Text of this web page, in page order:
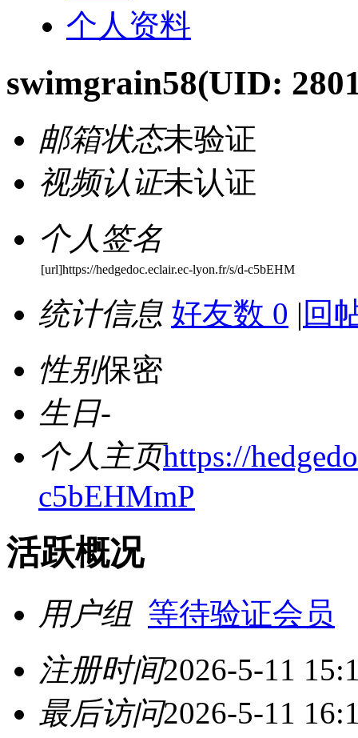
个人资料
swimgrain58(UID:
邮箱状态未验证
视频认证未认证
个人签名
[url]https://hedgedoc.eclair.ec-lyon.fr/s/d-c5bEHM
统计信息 好友数 0 | 回
性别保密
生日-
个人主页https://
c5bEHMmP
活跃概况
用户组 等待验证会员
注册时间2026-5-11
最后访问2026-5-11